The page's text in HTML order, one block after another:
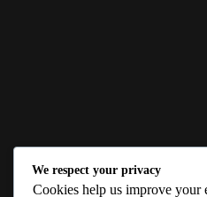
We respect your privacy
Cookies help us improve your